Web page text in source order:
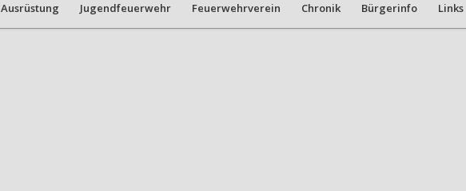
Ausrüstung Jugendfeuerwehr Feuerwehrverein Chronik Bürgerinfo Links